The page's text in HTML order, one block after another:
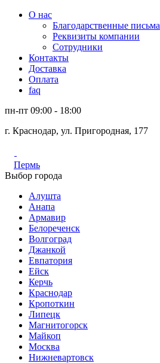
О нас
Благодарственные письма
Реквизиты компании
Сотрудники
Контакты
Доставка
Оплата
faq
пн-пт 09:00 - 18:00
г. Краснодар, ул. Пригородная, 177
Пермь
Выбор города
Алушта
Анапа
Армавир
Белореченск
Волгоград
Джанкой
Евпатория
Ейск
Керчь
Краснодар
Кропоткин
Липецк
Магнитогорск
Майкоп
Москва
Нижневартовск